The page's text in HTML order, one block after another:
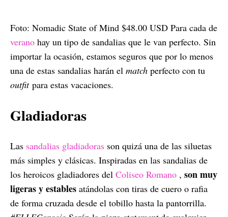
Foto: Nomadic State of Mind $48.00 USD Para cada de
verano hay un tipo de sandalias que le van perfecto. Sin
importar la ocasión, estamos seguros que por lo menos
una de estas sandalias harán el match perfecto con tu
outfitpara estas vacaciones.
Gladiadoras
Las sandalias gladiadoras son quizá una de las siluetas
más simples y clásicas. Inspiradas en las sandalias de
los heroicos gladiadores del Coliseo Romano , son muy
ligeras y estables atándolas con tiras de cuero o rafia
de forma cruzada desde el tobillo hasta la pantorrilla.